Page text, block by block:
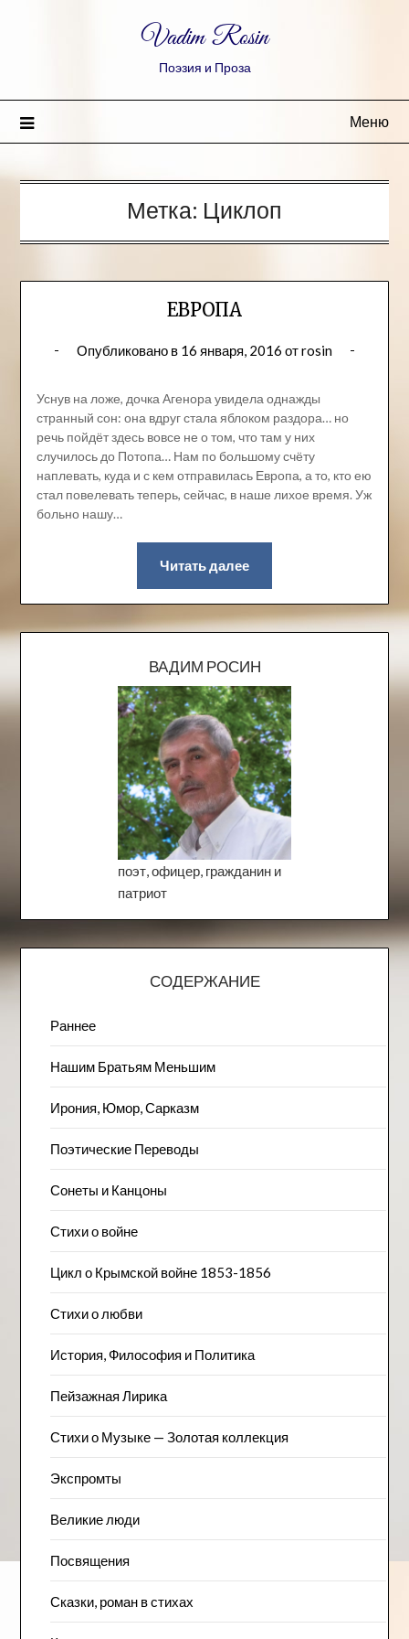
Vadim Rosin
Поэзия и Проза
Меню
Метка: Циклоп
ЕВРОПА
Опубликовано в 16 января, 2016 отrosin
Уснув на ложе, дочка Агенора увидела однажды
странный сон: она вдруг стала яблоком раздора… но
речь пойдёт здесь вовсе не о том, что там у них
случилось до Потопа… Нам по большому счёту
наплевать, куда и с кем отправилась Европа, а то, кто ею
стал повелевать теперь, сейчас, в наше лихое время. Уж
больно нашу…
Читать далее
ВАДИМ РОСИН
поэт, офицер, гражданин и
патриот
СОДЕРЖАНИЕ
Раннее
Нашим Братьям Меньшим
Ирония, Юмор, Сарказм
Поэтические Переводы
Сонеты и Канцоны
Стихи о войне
Цикл о Крымской войне 1853-1856
Стихи о любви
История, Философия и Политика
Пейзажна​я Лирика
Стихи о Музыке — Золотая коллекция
Экспромты
Великие люди
Посвящения
Сказки, роман в стихах